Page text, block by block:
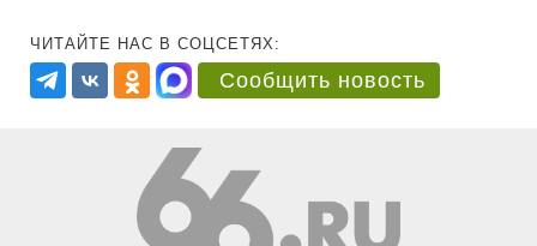
ЧИТАЙТЕ НАС В СОЦСЕТЯХ:
Сообщить новость